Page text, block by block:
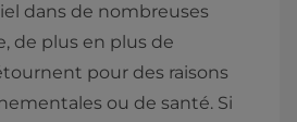
dans de nombreuses
de plus en plus de
pour des raisons
ou de santé. Si